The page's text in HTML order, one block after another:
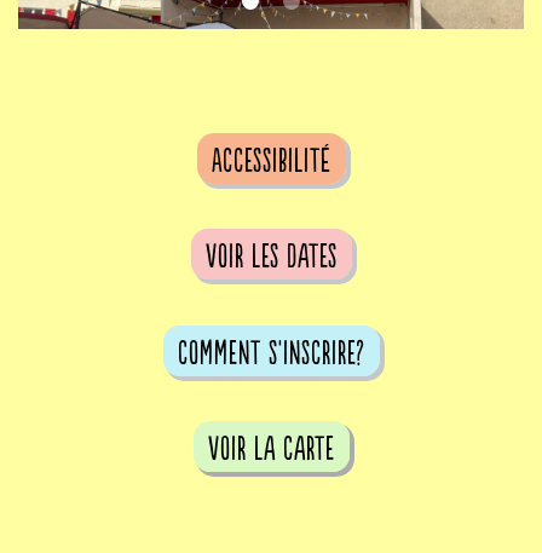
Accessibilité
voir les dates
comment s'inscrire?
voir la carte